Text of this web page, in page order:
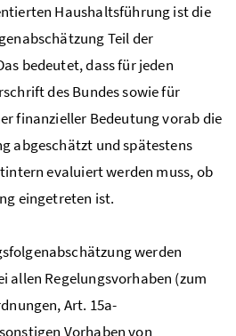
Haushaltsführung ist die
Teil der
bedeutet, dass für jeden
des Bundes sowie für
finanzieller Bedeutung vorab die
abgeschätzt und spätestens
evaluiert werden muss, ob
eingetreten ist.
werden
allen Regelungsvorhaben (zum
Art. 15a-
Vorhaben von